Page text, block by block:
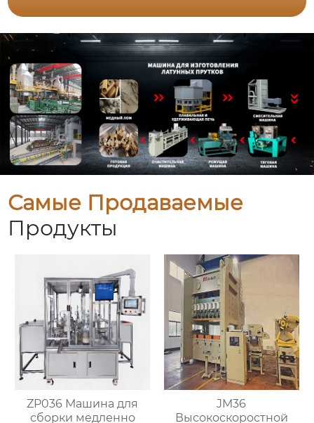
Самые Продаваемые
Продукты
ZP036 Машина для
сборки медленно
JM36
Высокоскоростной